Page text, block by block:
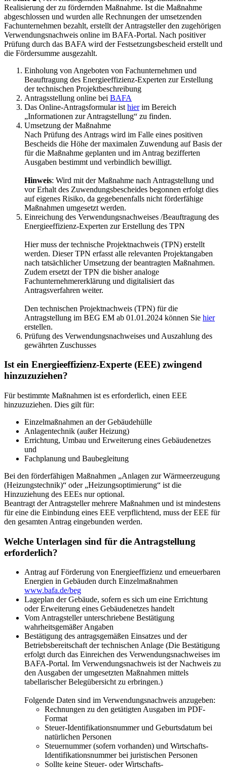
Realisierung der zu fördernden Maßnahme. Ist die Maßnahme
abgeschlossen und wurden alle Rechnungen der umsetzenden
Fachunternehmen bezahlt, erstellt der Antragsteller den zugehörigen
Verwendungsnachweis online im BAFA-Portal. Nach positiver
Prüfung durch das BAFA wird der Festsetzungsbescheid erstellt und
die Fördersumme ausgezahlt.
Einholung von Angeboten von Fachunternehmen und
Beauftragung des Energieeffizienz-Experten zur Erstellung
der technischen Projektbeschreibung
Antragsstellung online bei BAFA
Das Online-Antragsformular ist hierim Bereich
„Informationen zur Antragstellung“ zu finden.
Umsetzung der Maßnahme
Nach Prüfung des Antrags wird im Falle eines positiven
Bescheids die Höhe der maximalen Zuwendung auf Basis der
für die Maßnahme geplanten und im Antrag bezifferten
Ausgaben bestimmt und verbindlich bewilligt.
Hinweis: Wird mit der Maßnahme nach Antragstellung und
vor Erhalt des Zuwendungsbescheides begonnen erfolgt dies
auf eigenes Risiko, da gegebenenfalls nicht förderfähige
Maßnahmen umgesetzt werden.
Einreichung des Verwendungsnachweises /Beauftragung des
Energieeffizienz-Experten zur Erstellung des TPN
Hier muss der technische Projektnachweis (TPN) erstellt
werden. Dieser TPN erfasst alle relevanten Projektangaben
nach tatsächlicher Umsetzung der beantragten Maßnahmen.
Zudem ersetzt der TPN die bisher analoge
Fachunternehmererklärung und digitalisiert das
Antragsverfahren weiter.
Den technischen Projektnachweis (TPN) für die
Antragstellung im BEG EM ab 01.01.2024 können Sie hier
erstellen.
Prüfung des Verwendungsnachweises und Auszahlung des
gewährten Zuschusses
Ist ein Energieeffizienz-Experte (EEE) zwingend
hinzuzuziehen?
Für bestimmte Maßnahmen ist es erforderlich, einen EEE
hinzuzuziehen. Dies gilt für:
Einzelmaßnahmen an der Gebäudehülle
Anlagentechnik (außer Heizung)
Errichtung, Umbau und Erweiterung eines Gebäudenetzes
und
Fachplanung und Baubegleitung
Bei den förderfähigen Maßnahmen „Anlagen zur Wärmeerzeugung
(Heizungstechnik)“ oder „Heizungsoptimierung“ ist die
Hinzuziehung des EEEs nur optional.
Beantragt der Antragsteller mehrere Maßnahmen und ist mindestens
für eine die Einbindung eines EEE verpflichtend, muss der EEE für
den gesamten Antrag eingebunden werden.
Welche Unterlagen sind für die Antragstellung
erforderlich?
Antrag auf Förderung von Energieeffizienz und erneuerbaren
Energien in Gebäuden durch Einzelmaßnahmen
www.bafa.de/beg
Lageplan der Gebäude, sofern es sich um eine Errichtung
oder Erweiterung eines Gebäudenetzes handelt
Vom Antragsteller unterschriebene Bestätigung
wahrheitsgemäßer Angaben
Bestätigung des antragsgemäßen Einsatzes und der
Betriebsbereitschaft der technischen Anlage (Die Bestätigung
erfolgt durch das Einreichen des Verwendungsnachweises im
BAFA-Portal. Im Verwendungsnachweis ist der Nachweis zu
den Ausgaben der umgesetzten Maßnahmen mittels
tabellarischer Belegübersicht zu erbringen.)
Folgende Daten sind im Verwendungsnachweis anzugeben:
Rechnungen zu den getätigten Ausgaben im PDF-
Format
Steuer-Identifikationsnummer und Geburtsdatum bei
natürlichen Personen
Steuernummer (sofern vorhanden) und Wirtschafts-
Identifikationsnummer bei juristischen Personen
Sollte keine Steuer- oder Wirtschafts-